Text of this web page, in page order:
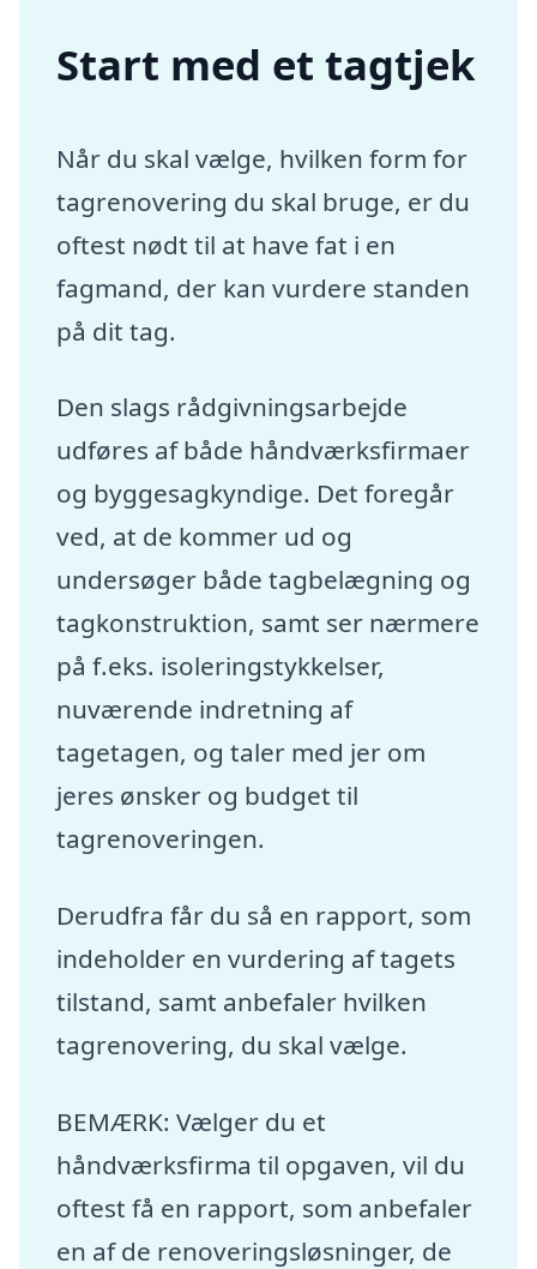
Start med et tagtjek
Når du skal vælge, hvilken form for
tagrenovering du skal bruge, er du
oftest nødt til at have fat i en
fagmand, der kan vurdere standen
på dit tag.
Den slags rådgivningsarbejde
udføres af både håndværksfirmaer
og byggesagkyndige. Det foregår
ved, at de kommer ud og
undersøger både tagbelægning og
tagkonstruktion, samt ser nærmere
på f.eks. isoleringstykkelser,
nuværende indretning af
tagetagen, og taler med jer om
jeres ønsker og budget til
tagrenoveringen.
Derudfra får du så en rapport, som
indeholder en vurdering af tagets
tilstand, samt anbefaler hvilken
tagrenovering, du skal vælge.
BEMÆRK: Vælger du et
håndværksfirma til opgaven, vil du
oftest få en rapport, som anbefaler
en af de renoveringsløsninger, de